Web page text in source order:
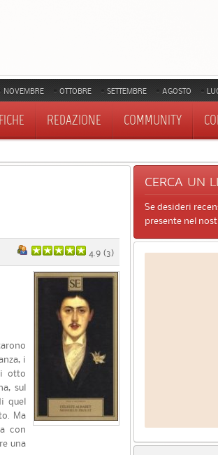
NOVEMBRE OTTOBRE SETTEMBRE AGOSTO
REDAZIONE COMMUNITY
4.9 (3)
i
otto
sul
quel
Ma
con
una
CERCA UN
Se desideri
presente nel